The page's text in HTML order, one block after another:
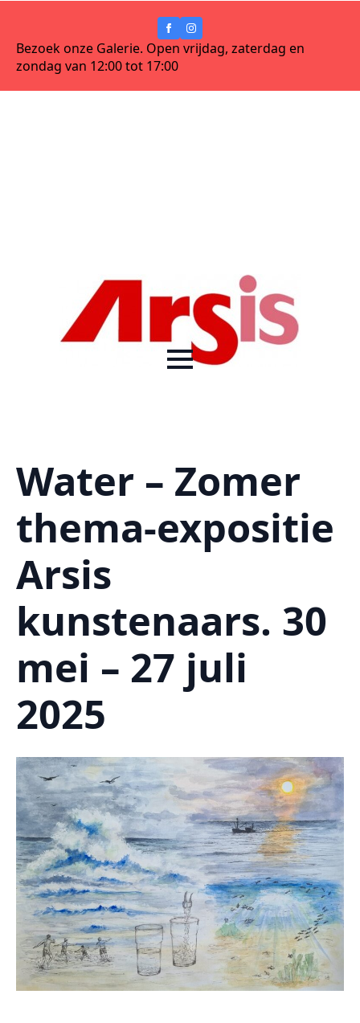
Bezoek onze Galerie. Open vrijdag, zaterdag en
zondag van 12:00 tot 17:00
Water – Zomer
thema-expositie
Arsis
kunstenaars. 30
mei – 27 juli
2025